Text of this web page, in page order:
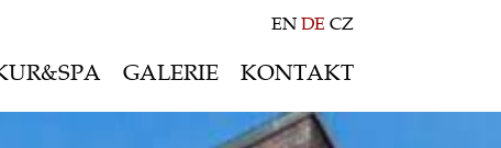
ENDE CZ
GALERIE KONTAKT